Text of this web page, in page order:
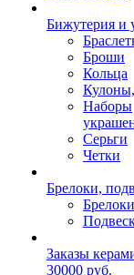
Бижутерия и
Броши
Кольца
Наборы
Серьги
Четки
Брелоки,
Брелоки
Заказы
30000 руб.